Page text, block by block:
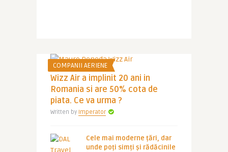
COMPANII AERIENE
Wizz Air a implinit 20 ani in
Romania si are 50% cota de
piata. Ce va urma ?
Written by Imperator
Cele mai moderne țări, dar
unde poți simți și rădăcinile